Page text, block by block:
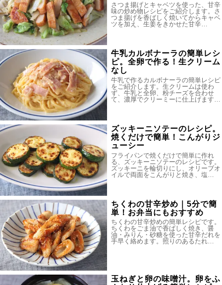
さつま揚げとキャベツを使った、甘辛
味の炒め物レシピをご紹介します。さ
つま揚げを香ばしく焼いてからキャベ
ツを加え、生姜をきかせた甘辛…
牛乳カルボナーラの簡単レシ
ピ。全卵で作る！生クリーム
なし
牛乳で作るカルボナーラの簡単レシピ
をご紹介します。生クリームは使わ
ず、牛乳と全卵、粉チーズを合わせ
て、濃厚でクリーミーに仕上げます…
ズッキーニソテーのレシピ。
焼くだけで簡単！こんがりジ
ューシー
フライパンで焼くだけで簡単に作れ
る、ズッキーニソテーのレシピです。
ズッキーニを輪切りにし、オリーブオ
イルで両面をこんがりと焼き、塩…
ちくわの甘辛炒め｜5分で簡
単！お弁当にもおすすめ
ちくわの甘辛炒めの簡単レシピです。
ちくわをごま油で香ばしく焼き、醤
油・みりん・砂糖を使った甘辛だれを
手早く絡めます。照りのあるたれ…
玉ねぎと卵の味噌汁。卵をふ